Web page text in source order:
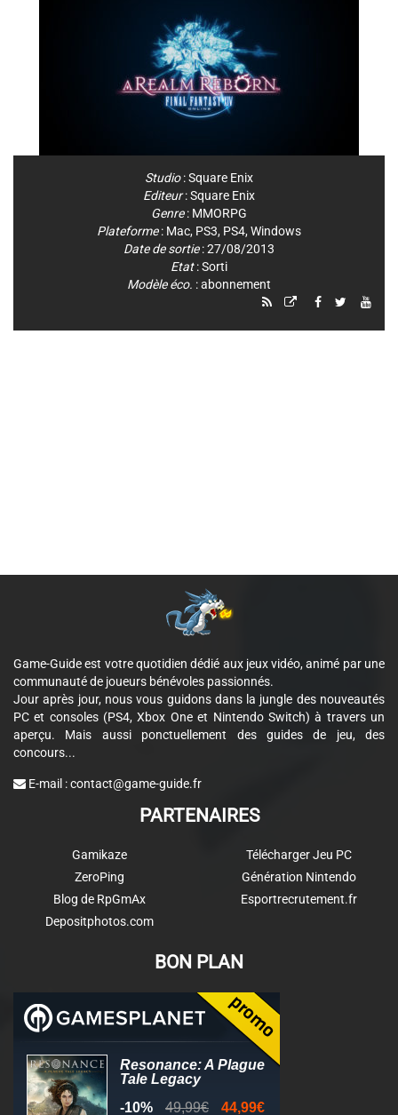
Studio:Square Enix
Editeur:Square Enix
Genre: MMORPG
Plateforme: Mac, PS3, PS4, Windows
Date de sortie: 27/08/2013
Etat: Sorti
Modèle éco. : abonnement
Game-Guide est votre quotidien dédié aux jeux vidéo, animé par une
communauté de joueurs bénévoles passionnés.
Jour après jour, nous vous guidons dans la jungle des nouveautés
PC et consoles (PS4, Xbox One et Nintendo Switch) à travers un
aperçu. Mais aussi ponctuellement des guides de jeu, des
concours...
E-mail :contact@game-guide.fr
PARTENAIRES
Gamikaze
ZeroPing
Blog de RpGmAx
Depositphotos.com
Télécharger Jeu PC
Génération Nintendo
Esportrecrutement.fr
BON PLAN